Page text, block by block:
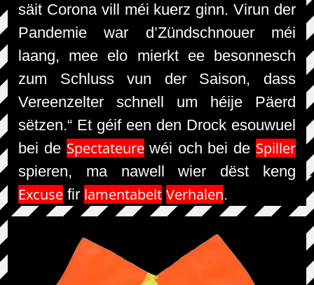
säit Corona vill méi kuerz ginn. Virun der
Pandemie war d’Zündschnouer méi
laang, mee elo mierkt ee besonnesch
zum Schluss vun der Saison, dass
Vereenzelter schnell um héije Päerd
sëtzen.“ Et géif een den Drock esouwuel
bei de Spectateurewéi och bei de Spiller
spieren, ma nawell wier dëst keng
Excuse fir lamentabelt Verhalen.